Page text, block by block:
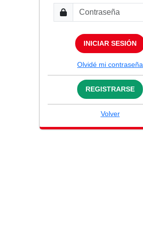
INICIAR SESIÓN
Olvidé mi contraseña
REGISTRARSE
Volver